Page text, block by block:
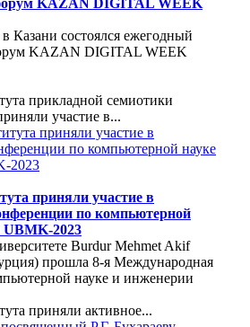
Казани состоялся ежегодный
KAZAN DIGITAL WEEK
прикладной семиотики
участие в...
приняли участие в
по компьютерной
UBMK-2023
Burdur Mehmet Akif
прошла 8-я Международная
науке и инженерии
приняли активное...